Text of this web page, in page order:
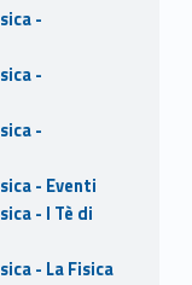
-
-
-
- Eventi
- I Tè di
- La Fisica